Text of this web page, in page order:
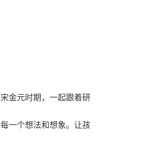
金元时期，一起跟着研
一个想法和想象。让孩